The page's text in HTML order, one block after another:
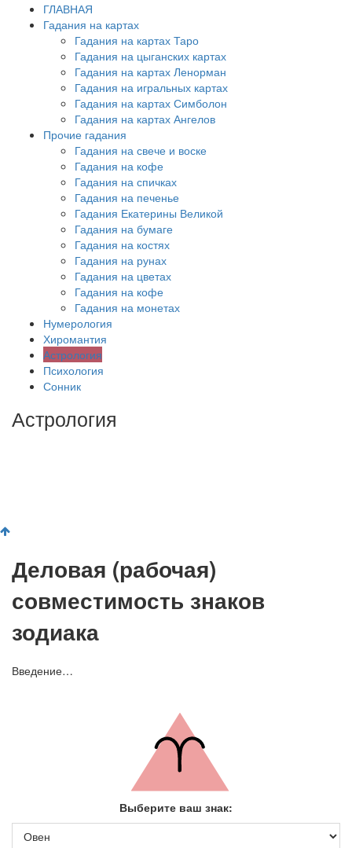
ГЛАВНАЯ
Гадания на картах
Гадания на картах Таро
Гадания на цыганских картах
Гадания на картах Ленорман
Гадания на игральных картах
Гадания на картах Симболон
Гадания на картах Ангелов
Прочие гадания
Гадания на свече и воске
Гадания на кофе
Гадания на спичках
Гадания на печенье
Гадания Екатерины Великой
Гадания на бумаге
Гадания на костях
Гадания на рунах
Гадания на цветах
Гадания на кофе
Гадания на монетах
Нумерология
Хиромантия
Астрология
Психология
Сонник
Астрология
Деловая (рабочая)
совместимость знаков
зодиака
Введение…
Выберите ваш знак: